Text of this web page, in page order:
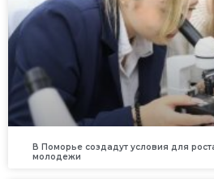
В Поморье создадут условия для
молодежи